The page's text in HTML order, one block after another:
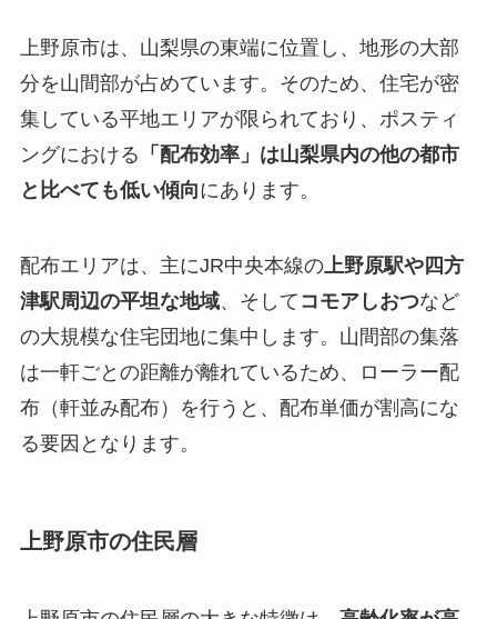
上野原市は、山梨県の東端に位置し、地形の大部
分を山間部が占めています。そのため、住宅が密
集している平地エリアが限られており、ポスティ
ングにおける 「配布効率」は山梨県内の他の都市
と比べても低い傾向にあります。
配布エリアは、主にJR中央本線の上野原駅や四方
津駅周辺の平坦な地域、そして コモアしおつなど
の大規模な住宅団地に集中します。山間部の集落
は一軒ごとの距離が離れているため、ローラー配
布（軒並み配布）を行うと、配布単価が割高にな
る要因となります。
上野原市の住民層